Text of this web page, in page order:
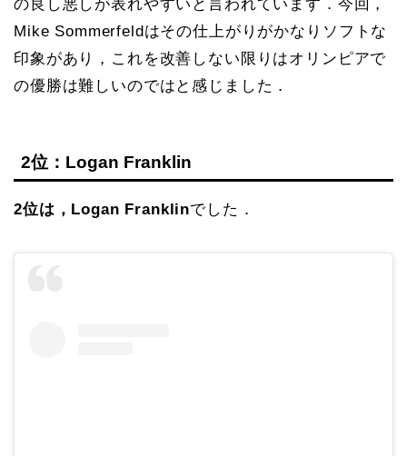
の良し悪しが表れやすいと言われています．今回，
Mike Sommerfeldはその仕上がりがかなりソフトな
印象があり，これを改善しない限りはオリンピアで
の優勝は難しいのではと感じました．
2位：Logan Franklin
2位は，Logan Franklinでした．